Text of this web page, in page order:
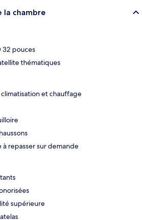
la chambre
32 pouces
thématiques
et chauffage
à repasser sur demande
supérieure